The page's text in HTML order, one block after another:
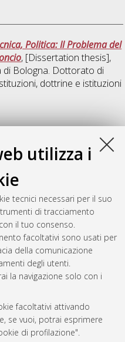
utilizza i
tecnici necessari per il suo
di tracciamento
il tuo consenso.
facoltativi sono usati per
della comunicazione
degli utenti.
la navigazione solo con i
facoltativi attivando
se vuoi, potrai esprimere
di profilazione".
Politica: Il Problema del
, [Dissertation thesis],
di Bologna. Dottorato di
dottrine e istituzioni
della pace. Storia,
della peace research e
thesis], Alma
Dottorato di ricerca in
e istituzioni politiche
2004.
Aug 7 20:39:17 2026 CEST